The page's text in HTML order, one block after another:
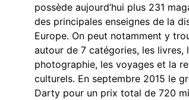
possède aujourd’hui plus 231
des principales enseignes de la
Europe. On peut notamment y
autour de 7 catégories, les
photographie, les voyages et la
culturels. En septembre 2015 le
Darty pour un prix total de 720